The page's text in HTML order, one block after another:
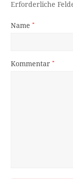
Erforderliche
Name*
Kommentar*